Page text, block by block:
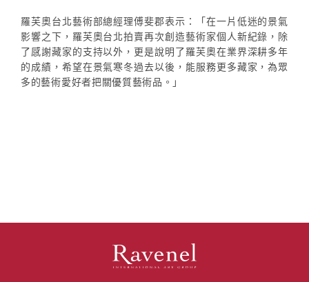
羅芙奧台北藝術部總經理傅斐郡表示：「在一片低迷的景氣
影響之下，羅芙奧台北拍賣再次創造藝術家個人新紀錄，除
了感謝藏家的支持以外，更是說明了羅芙奧在業界深耕多年
的成績，希望在景氣寒冬過去以後，能服務更多藏家，為眾
多的藝術愛好者把關優質藝術品。」